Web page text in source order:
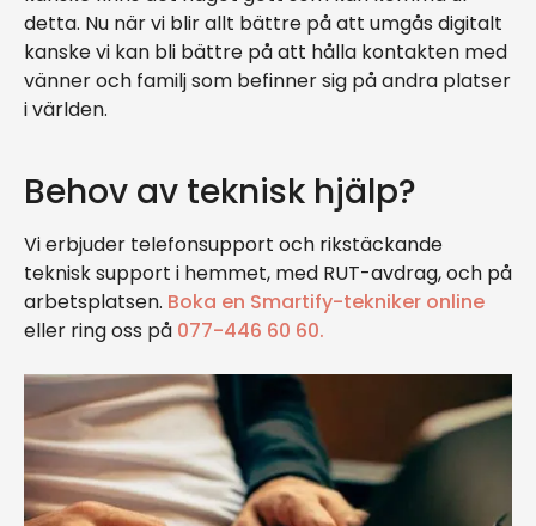
detta. Nu när vi blir allt bättre på att umgås digitalt
kanske vi kan bli bättre på att hålla kontakten med
vänner och familj som befinner sig på andra platser
i världen.
Behov av teknisk hjälp?
Vi erbjuder telefonsupport och rikstäckande
teknisk support i hemmet, med RUT-avdrag, och på
arbetsplatsen. Boka en Smartify-tekniker online
eller ring oss på 077-446 60 60.